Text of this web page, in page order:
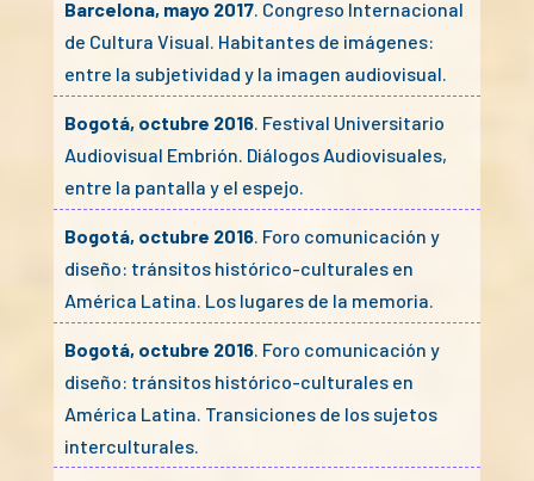
Barcelona, mayo 2017. Congreso Internacional
de Cultura Visual. Habitantes de imágenes:
entre la subjetividad y la imagen audiovisual.
Bogotá, octubre 2016. Festival Universitario
Audiovisual Embrión. Diálogos Audiovisuales,
entre la pantalla y el espejo.
Bogotá, octubre 2016. Foro comunicación y
diseño: tránsitos histórico-culturales en
América Latina. Los lugares de la memoria.
Bogotá, octubre 2016. Foro comunicación y
diseño: tránsitos histórico-culturales en
América Latina. Transiciones de los sujetos
interculturales.